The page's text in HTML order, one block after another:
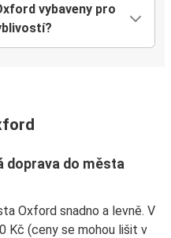
vybaveny pro
doprava do města
Oxford snadno a levně. V
Kč (ceny se mohou lišit v